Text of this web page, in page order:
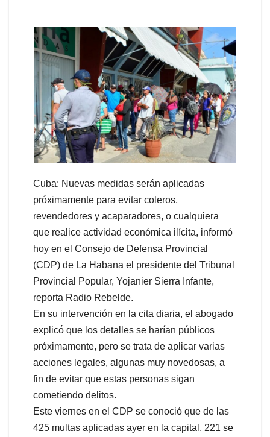
Cuba: Nuevas medidas serán aplicadas
próximamente para evitar coleros,
revendedores y acaparadores, o cualquiera
que realice actividad económica ilícita, informó
hoy en el Consejo de Defensa Provincial
(CDP) de La Habana el presidente del Tribunal
Provincial Popular, Yojanier Sierra Infante,
reporta Radio Rebelde.
En su intervención en la cita diaria, el abogado
explicó que los detalles se harían públicos
próximamente, pero se trata de aplicar varias
acciones legales, algunas muy novedosas, a
fin de evitar que estas personas sigan
cometiendo delitos.
Este viernes en el CDP se conoció que de las
425 multas aplicadas ayer en la capital, 221 se